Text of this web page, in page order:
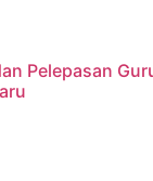
Pelepasan